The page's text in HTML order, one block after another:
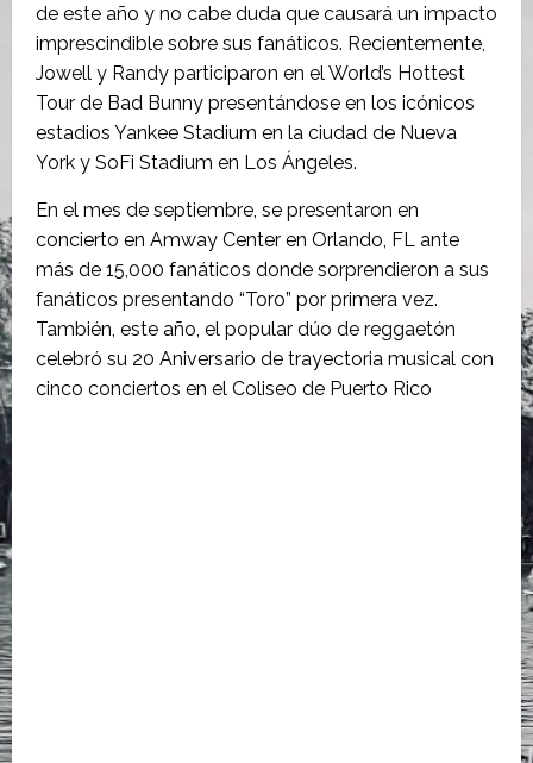
de este año y no cabe duda que causará un impacto
imprescindible sobre sus fanáticos. Recientemente,
Jowell y Randy participaron en el World’s Hottest
Tour de Bad Bunny presentándose en los icónicos
estadios Yankee Stadium en la ciudad de Nueva
York y SoFi Stadium en Los Ángeles.
En el mes de septiembre, se presentaron en
concierto en Amway Center en Orlando, FL ante
más de 15,000 fanáticos donde sorprendieron a sus
fanáticos presentando “Toro” por primera vez.
También, este año, el popular dúo de reggaetón
celebró su 20 Aniversario de trayectoria musical con
cinco conciertos en el Coliseo de Puerto Rico